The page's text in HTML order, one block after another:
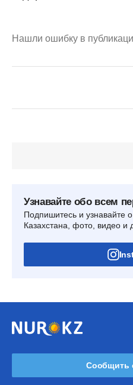
Нашли ошибку в
Узнавайте обо всем
Подпишитесь и узнавайте
Казахстана, фото, видео и
Сообщить